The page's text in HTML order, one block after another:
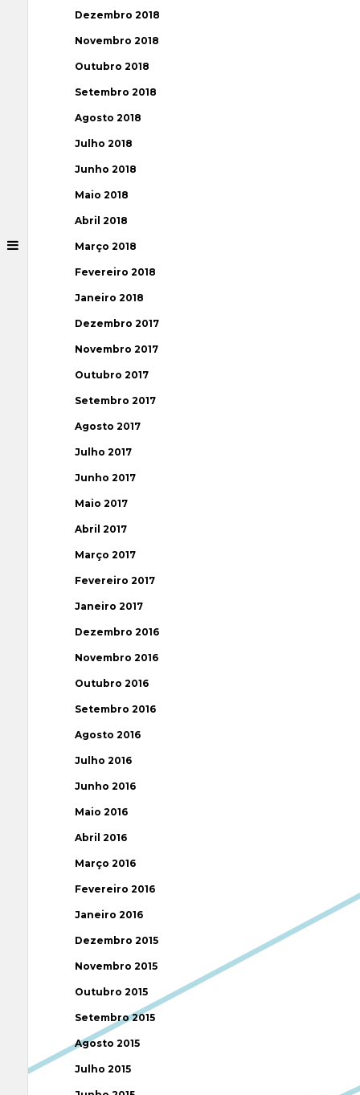
Dezembro 2018
Novembro 2018
Outubro 2018
Setembro 2018
Agosto 2018
Julho 2018
Junho 2018
Maio 2018
Abril 2018
Março 2018
Fevereiro 2018
Janeiro 2018
Dezembro 2017
Novembro 2017
Outubro 2017
Setembro 2017
Agosto 2017
Julho 2017
Junho 2017
Maio 2017
Abril 2017
Março 2017
Fevereiro 2017
Janeiro 2017
Dezembro 2016
Novembro 2016
Outubro 2016
Setembro 2016
Agosto 2016
Julho 2016
Junho 2016
Maio 2016
Abril 2016
Março 2016
Fevereiro 2016
Janeiro 2016
Dezembro 2015
Novembro 2015
Outubro 2015
Setembro 2015
Agosto 2015
Julho 2015